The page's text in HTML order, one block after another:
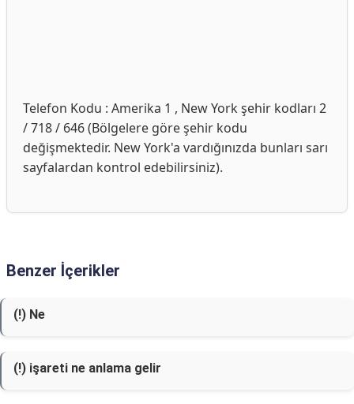
Telefon Kodu : Amerika 1 , New York şehir kodları 2
/ 718 / 646 (Bölgelere göre şehir kodu
değişmektedir. New York'a vardığınızda bunları sarı
sayfalardan kontrol edebilirsiniz).
Benzer İçerikler
(!) Ne
(!) işareti ne anlama gelir